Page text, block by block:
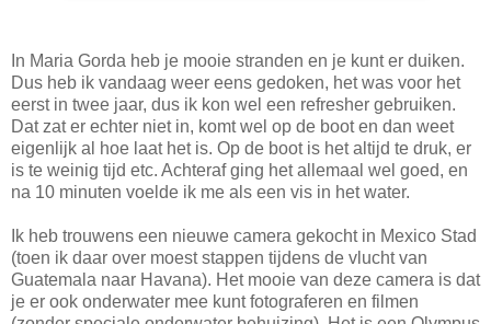
In Maria Gorda heb je mooie stranden en je kunt er duiken.
Dus heb ik vandaag weer eens gedoken, het was voor het
eerst in twee jaar, dus ik kon wel een refresher gebruiken.
Dat zat er echter niet in, komt wel op de boot en dan weet
eigenlijk al hoe laat het is. Op de boot is het altijd te druk, er
is te weinig tijd etc. Achteraf ging het allemaal wel goed, en
na 10 minuten voelde ik me als een vis in het water.
Ik heb trouwens een nieuwe camera gekocht in Mexico Stad
(toen ik daar over moest stappen tijdens de vlucht van
Guatemala naar Havana). Het mooie van deze camera is dat
je er ook onderwater mee kunt fotograferen en filmen